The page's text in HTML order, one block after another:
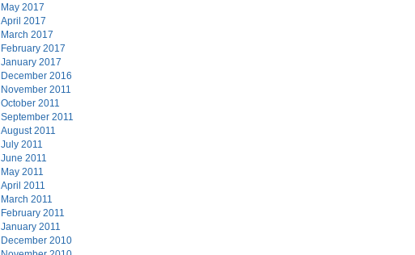
May 2017
April 2017
March 2017
February 2017
January 2017
December 2016
November 2011
October 2011
September 2011
August 2011
July 2011
June 2011
May 2011
April 2011
March 2011
February 2011
January 2011
December 2010